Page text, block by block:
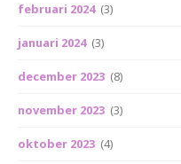
februari 2024 (3)
januari 2024 (3)
december 2023 (8)
november 2023 (3)
oktober 2023 (4)